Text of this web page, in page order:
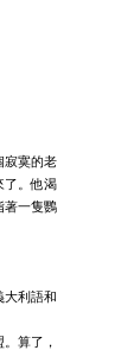
寂寞的老
了。他渴
著一隻鸚
大利語和
算了，